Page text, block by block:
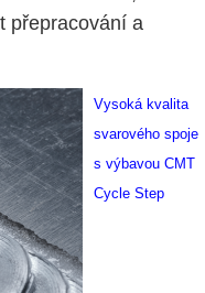
přepracování a
Vysoká kvalita
svarového spoje
s výbavou CMT
Cycle Step